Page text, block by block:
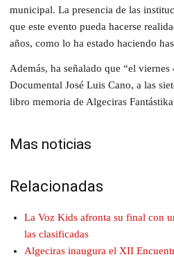
municipal. La presencia de las
que este evento pueda hacerse
años, como lo ha estado haciendo
Además, ha señalado que “el
Documental José Luis Cano, a las
libro memoria de Algeciras
Mas noticias
Relacionadas
La Voz Kids afronta su final con
las clasificadas
Algeciras inaugura el XII